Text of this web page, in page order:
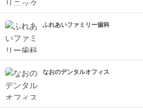
ふれあいファミリー歯科
なおのデンタルオフィス